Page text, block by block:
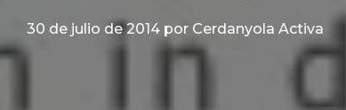
30 de julio de 2014 por Cerdanyola Activa